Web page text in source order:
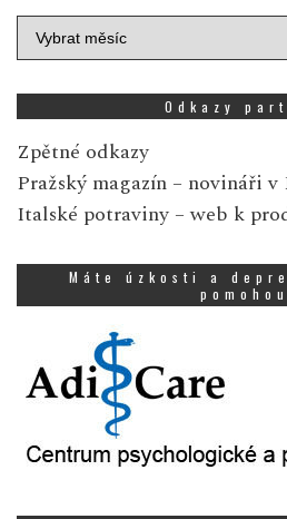
Archiv
zpráv
Odkazy
Zpětné odkazy
Pražský magazín – novináři v
Italské potraviny – web k
Máte úzkosti a